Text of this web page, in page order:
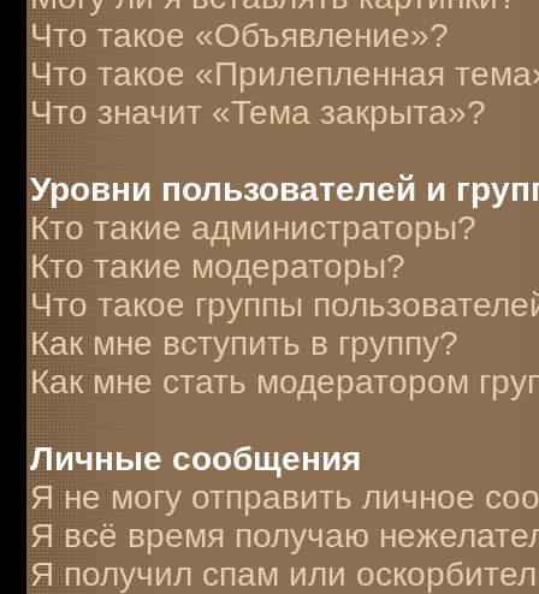
Что такое «Объявление»?
Что такое «Прилепленная
Что значит «Тема закрыта»?
Уровни пользователей и
Кто такие администраторы?
Кто такие модераторы?
Что такое группы
Как мне вступить в группу?
Как мне стать модератором
Личные сообщения
Я не могу отправить личное
Я всё время получаю
Я получил спам или